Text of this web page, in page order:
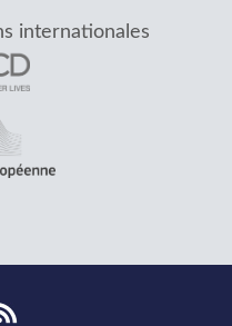
internationales